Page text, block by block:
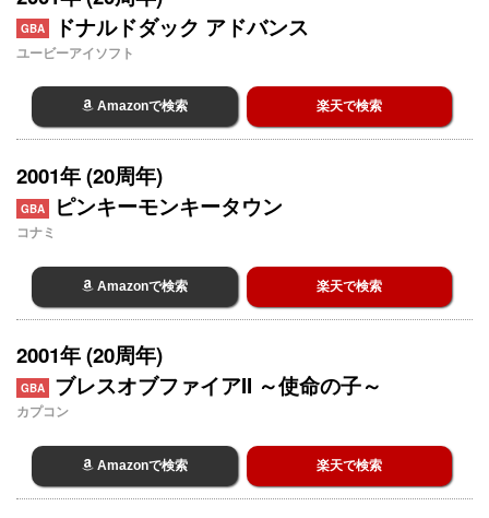
GBA ドナルドダック アドバンス
ユービーアイソフト
Amazonで検索 楽天で検索
2001年 (20周年)
GBA ピンキーモンキータウン
コナミ
Amazonで検索 楽天で検索
2001年 (20周年)
GBA ブレスオブファイアII ～使命の子～
カプコン
Amazonで検索 楽天で検索